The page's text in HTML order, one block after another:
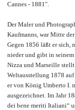
Cannes - 1881".
Der Maler und
Kaufmanns, war Mitte
Gegen 1856 läßt er sich,
nieder und gibt in
Nizza und Marseille stellt
Weltausstellung 1878
er von König Umberto I.
ausgezeichnet. Im Jahr
dei bene meriti Italiani“